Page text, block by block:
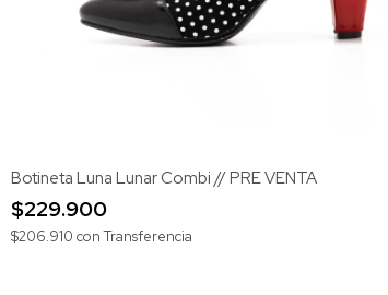
Botineta Luna Lunar Combi // PRE VENTA
$229.900
$206.910 con Transferencia